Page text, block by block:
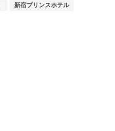
新宿プリンスホテル